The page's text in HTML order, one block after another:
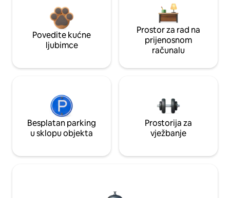
Povedite kućne
ljubimce
Prostor za rad na
prijenosnom
računalu
Besplatan parking
u sklopu objekta
Prostorija za
vježbanje